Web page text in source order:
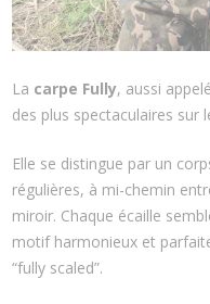
La carpe Fully, aussi
des plus spectaculaires sur
Elle se distingue par un
régulières, à mi-chemin
miroir. Chaque écaille
motif harmonieux et
“fully scaled”.